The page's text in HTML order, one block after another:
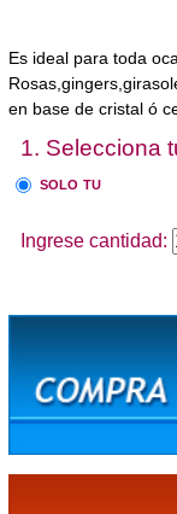
Es ideal para toda
en base de cristal ó
1. Selecciona
SOLO TU
Ingrese cantidad: